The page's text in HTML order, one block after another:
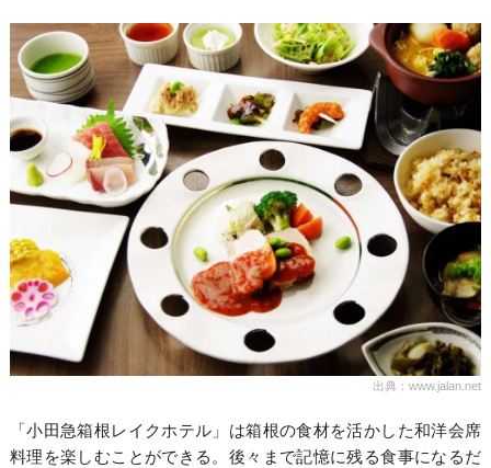
出典：www.jalan.net
「小田急箱根レイクホテル」は箱根の食材を活かした和洋会席
料理を楽しむことができる。後々まで記憶に残る食事になるだ